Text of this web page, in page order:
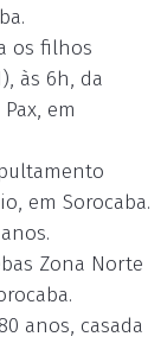
os filhos
às 6h, da
em
em Sorocaba.
Zona Norte
anos, casada